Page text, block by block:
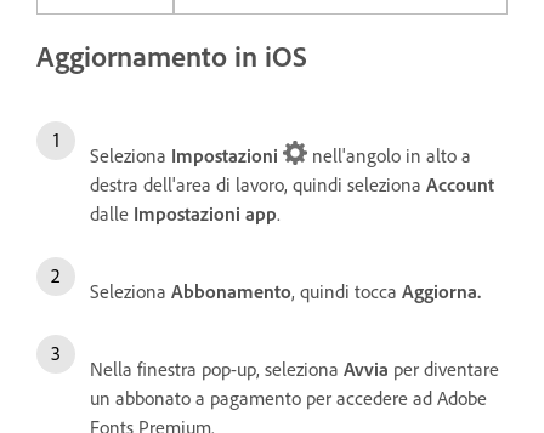
Aggiornamento in iOS
Seleziona Impostazioni
nell'angolo in alto a
destra dell'area di lavoro, quindi seleziona Account
dalle Impostazioni app.
Seleziona Abbonamento, quindi tocca Aggiorna.
Nella finestra pop-up, seleziona Avvia per diventare
un abbonato a pagamento per accedere ad Adobe
Fonts Premium.